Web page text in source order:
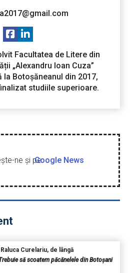
Facultatea de Litere din
„Alexandru Ioan Cuza”
la Botoșăneanul din 2017,
studiile superioare.
ne şi peGoogle News
Curelariu, de lângă
să scoatem păcănelele din Botoșani